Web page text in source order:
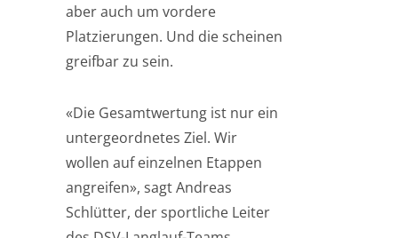
aber auch um vordere
Platzierungen. Und die scheinen
greifbar zu sein.
«Die Gesamtwertung ist nur ein
untergeordnetes Ziel. Wir
wollen auf einzelnen Etappen
angreifen», sagt Andreas
Schlütter, der sportliche Leiter